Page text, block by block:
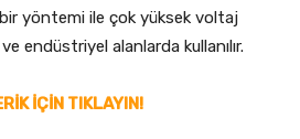
yöntemi ile çok yüksek voltaj
endüstriyel alanlarda kullanılır.
İÇİN TIKLAYIN!